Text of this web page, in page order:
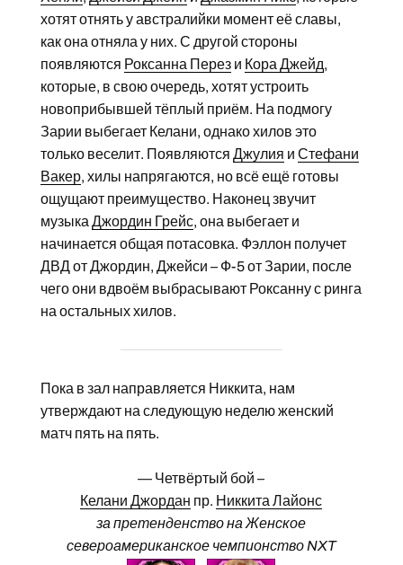
хотят отнять у австралийки момент её славы,
как она отняла у них. С другой стороны
появляются Роксанна Перези Кора Джейд,
которые, в свою очередь, хотят устроить
новоприбывшей тёплый приём. На подмогу
Зарии выбегает Келани, однако хилов это
только веселит. Появляются Джулия и Стефани
Вакер, хилы напрягаются, но всё ещё готовы
ощущают преимущество. Наконец звучит
музыка Джордин Грейс, она выбегает и
начинается общая потасовка. Фэллон получет
ДВД от Джордин, Джейси – Ф-5 от Зарии, после
чего они вдвоём выбрасывают Роксанну с ринга
на остальных хилов.
Пока в зал направляется Никкита, нам
утверждают на следующую неделю женский
матч пять на пять.
— Четвёртый бой –
Келани Джордан пр. Никкита Лайонс
за претенденство на Женское
североамериканское чемпионство NXT